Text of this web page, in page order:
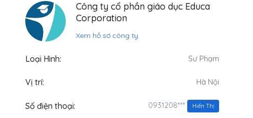
Công ty cổ phần giáo dục Educa
Corporation
Xem hồ sơ công ty
Loại Hình: Sư Phạm
Vị trí: Hà Nội
Số điện thoại: 0931208*** Hiển Thị